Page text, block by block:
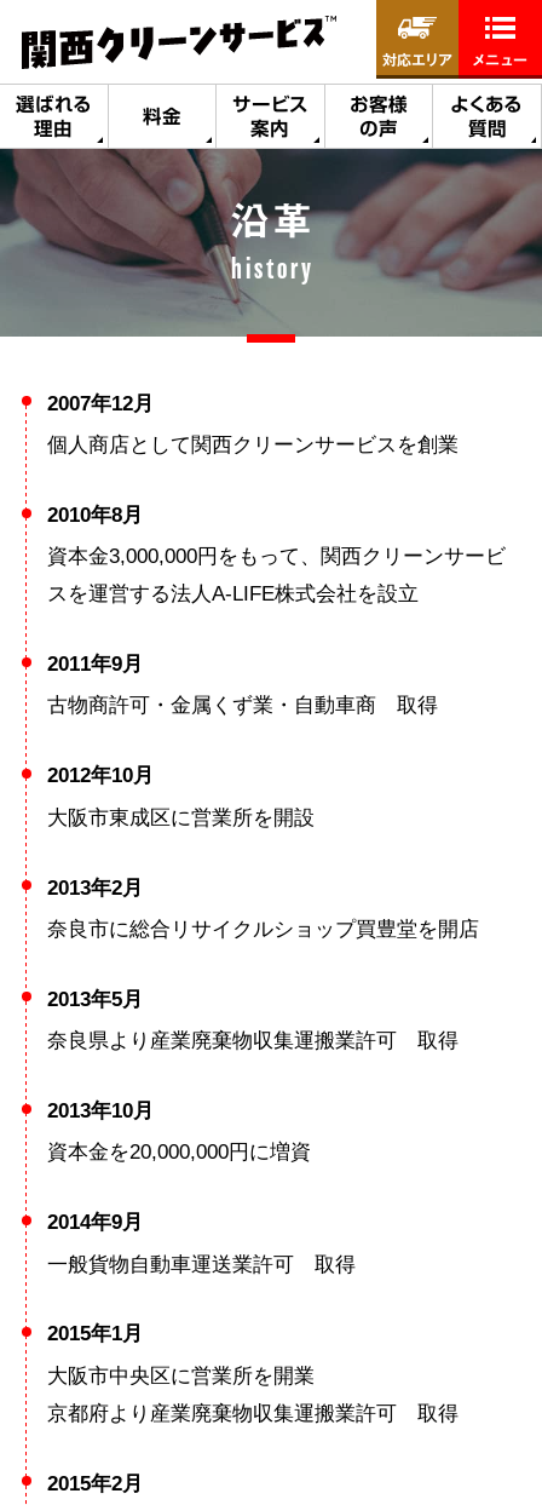
選ばれる
理由
料金
サービス
案内
お客様
の声
よくある
質問
対応エリア メニュー
沿革
history
2007年12月
個人商店として関西クリーンサービスを創業
2010年8月
資本金3,000,000円をもって、関西クリーンサービ
スを運営する法人A-LIFE株式会社を設立
2011年9月
古物商許可・金属くず業・自動車商 取得
2012年10月
大阪市東成区に営業所を開設
2013年2月
奈良市に総合リサイクルショップ買豊堂を開店
2013年5月
奈良県より産業廃棄物収集運搬業許可 取得
2013年10月
資本金を20,000,000円に増資
2014年9月
一般貨物自動車運送業許可 取得
2015年1月
大阪市中央区に営業所を開業
京都府より産業廃棄物収集運搬業許可 取得
2015年2月